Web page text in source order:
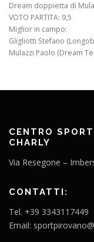
Dream doppietta di
VOTO PARTITA: 9,5
Miglior in campo:
Gligliotti Stefano
Mulazzi Paolo (Dream
CENTRO
CHARLY
Via Resegone –
CONTATTI:
Tel. +39 3343117449
Email: